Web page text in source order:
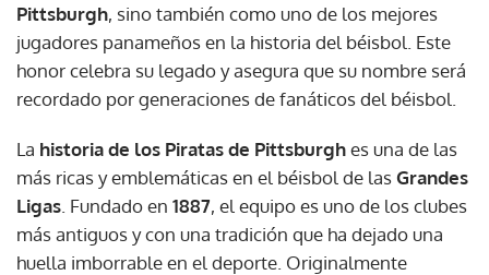
Pittsburgh, sino también como uno de los mejores
jugadores panameños en la historia del béisbol. Este
honor celebra su legado y asegura que su nombre será
recordado por generaciones de fanáticos del béisbol.
La historia de los Piratas de Pittsburghes una de las
más ricas y emblemáticas en el béisbol de lasGrandes
Ligas . Fundado en 1887, el equipo es uno de los clubes
más antiguos y con una tradición que ha dejado una
huella imborrable en el deporte. Originalmente